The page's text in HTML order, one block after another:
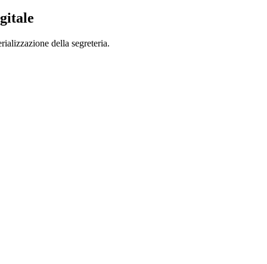
della segreteria.